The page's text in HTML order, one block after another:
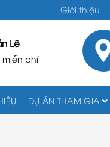
Giới thiệu
Lê
miễn phí
DỰ ÁN THAM GIA